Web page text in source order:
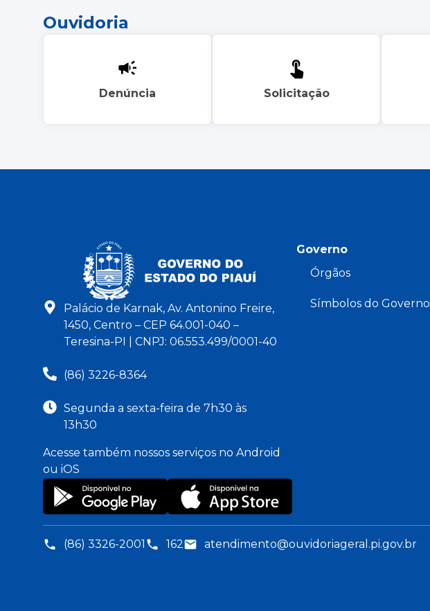
Ouvidoria
Denúncia Solicitação
Palácio de Karnak, Av. Antonino Freire,
1450, Centro – CEP 64.001-040 –
Teresina-PI | CNPJ: 06.553.499/0001-40
(86) 3226-8364
Segunda a sexta-feira de 7h30 às
13h30
Acesse também nossos serviços no Android
ou iOS
Governo
Órgãos
Símbolos do Governo
(86) 3326-2001 162 atendimento@ouvidoriageral.pi.gov.br